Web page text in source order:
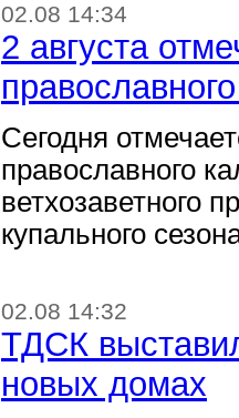
02.08 14:34
2 августа
Сегодня
православного
ветхозаветного
купального
02.08 14:32
ТДСК
новых домах